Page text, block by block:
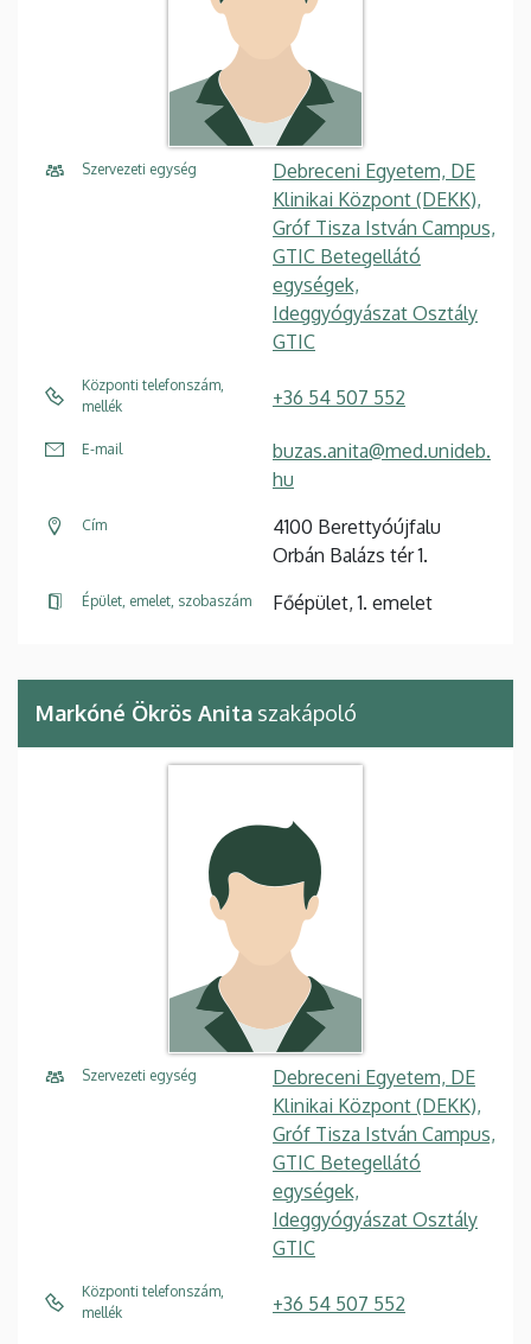
Szervezeti egység
Debreceni Egyetem, DE
Klinikai Központ (DEKK),
Gróf Tisza István Campus,
GTIC Betegellátó
egységek,
Ideggyógyászat Osztály
GTIC
Központi telefonszám,
mellék
+36 54 507 552
E-mail
buzas.anita@med.unideb.
hu
Cím
4100 Berettyóújfalu
Orbán Balázs tér 1.
Épület, emelet, szobaszám Főépület, 1. emelet
Markóné Ökrös Anita szakápoló
Szervezeti egység
Debreceni Egyetem, DE
Klinikai Központ (DEKK),
Gróf Tisza István Campus,
GTIC Betegellátó
egységek,
Ideggyógyászat Osztály
GTIC
Központi telefonszám,
mellék
+36 54 507 552